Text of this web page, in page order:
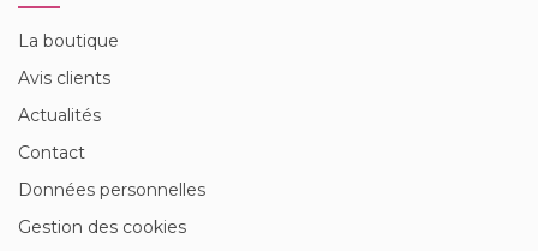
La boutique
Avis clients
Actualités
Contact
Données personnelles
Gestion des cookies